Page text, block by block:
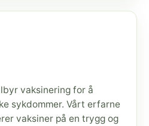
vaksinering for å
sykdommer. Vårt erfarne
vaksiner på en trygg og